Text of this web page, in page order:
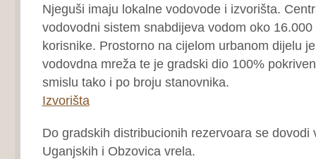
Njeguši imaju lokalne vodovode i izvorišta.
vodovodni sistem snabdijeva vodom oko
korisnike. Prostorno na cijelom urbanom dijelu
vodovdna mreža te je gradski dio 100%
smislu tako i po broju stanovnika.
Izvorišta
Do gradskih distribucionih rezervoara se dovodi
Uganjskih i Obzovica vrela.